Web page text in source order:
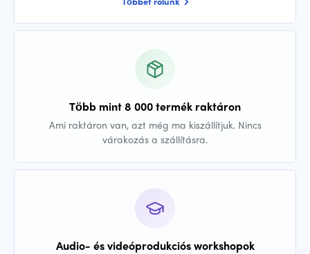
Több mint 8 000 termék raktáron
Ami raktáron van, azt még ma kiszállítjuk. Nincs
várakozás a szállításra.
Audio- és videóprodukciós workshopok